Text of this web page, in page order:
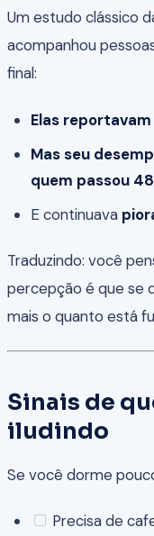
Um estudo clássico
acompanhou
final:
Elas
Mas seu
quem passou
E continuava
Traduzindo: você
percepção é que se
mais o quanto está
Sinais de
iludindo
Se você dorme
Precisa de